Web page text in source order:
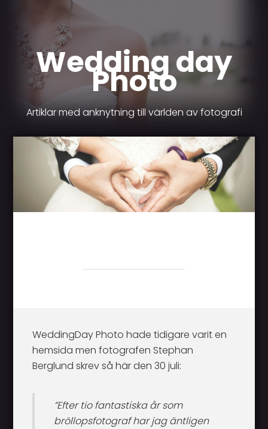
Wedding day
Photo
Artiklar med anknytning till världen av fotografi
WeddingDay Photo hade tidigare varit en
hemsida men fotografen Stephan
Berglund skrev så här den 30 juli:
”Efter tio fantastiska år som
bröllopsfotograf har jag äntligen